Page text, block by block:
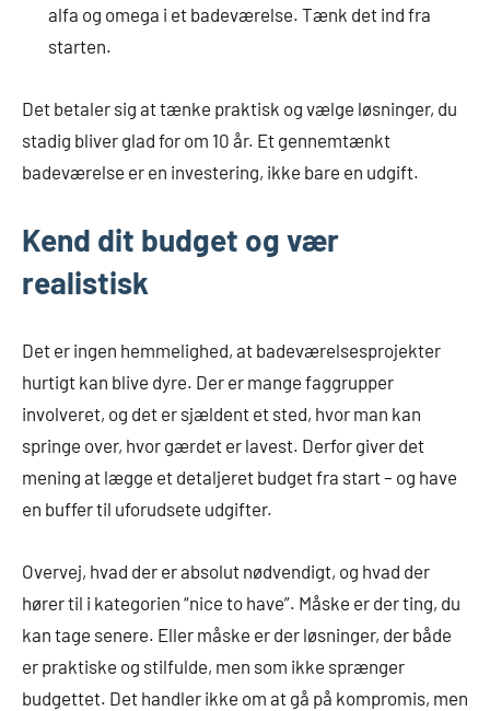
alfa og omega i et badeværelse. Tænk det ind fra
starten.
Det betaler sig at tænke praktisk og vælge løsninger, du
stadig bliver glad for om 10 år. Et gennemtænkt
badeværelse er en investering, ikke bare en udgift.
Kend dit budget og vær
realistisk
Det er ingen hemmelighed, at badeværelsesprojekter
hurtigt kan blive dyre. Der er mange faggrupper
involveret, og det er sjældent et sted, hvor man kan
springe over, hvor gærdet er lavest. Derfor giver det
mening at lægge et detaljeret budget fra start – og have
en buffer til uforudsete udgifter.
Overvej, hvad der er absolut nødvendigt, og hvad der
hører til i kategorien “nice to have”. Måske er der ting, du
kan tage senere. Eller måske er der løsninger, der både
er praktiske og stilfulde, men som ikke sprænger
budgettet. Det handler ikke om at gå på kompromis, men